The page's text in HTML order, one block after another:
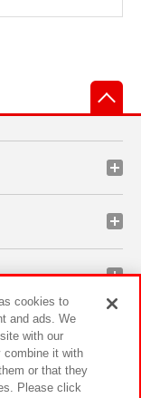
cookies to
and ads. We
with our
combine it with
or that they
Please click